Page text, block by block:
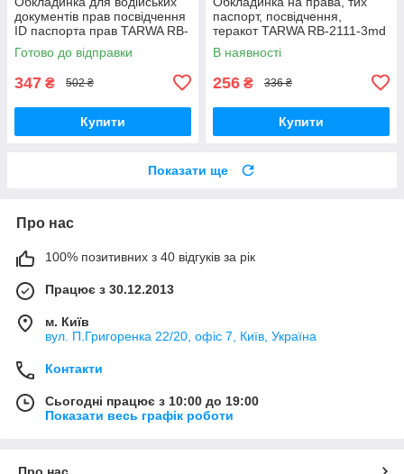
документів прав посвідчення
ID паспорта прав TARWA RB-
0113-4sa
Готово до відправки
347 ₴ 502 ₴
Купити
паспорт, посвідчення,
теракот TARWA RB-2111-3md
В наявності
256 ₴ 336 ₴
Купити
Показати ще
Про нас
100% позитивних з 40 відгуків за рік
Працює з 30.12.2013
м. Київ
вул. П.Григоренка 22/20, офіс 7, Київ, Україна
Контакти
Сьогодні працює з 10:00 до 19:00
Показати весь графік роботи